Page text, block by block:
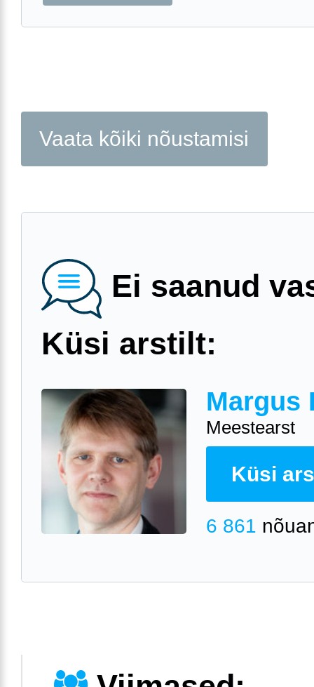
Vaata kõiki nõustamisi
Ei saanud
Küsi arstilt:
Margus
Meestearst
Küsi
6 861